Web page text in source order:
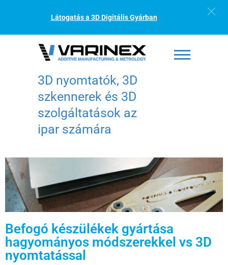
Látogatás a 3D Digitális Gyárban
3D nyomtatók, 3D
szkennerek és 3D
szolgáltatások az
ipar számára
Befogó készülékek gyártása
hagyományos módszerekkel vs 3D
nyomtatással